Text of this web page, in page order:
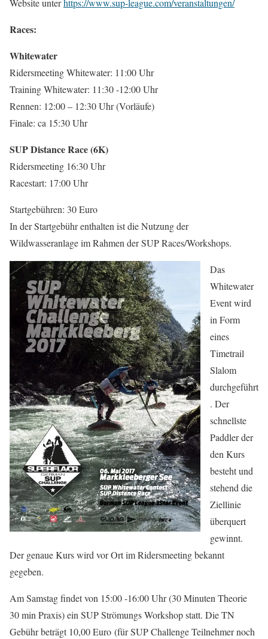
Website unterhttps://www.sup-league.com/veranstaltungen/
Races:
Whitewater
Ridersmeeting Whitewater: 11:00 Uhr
Training Whitewater: 11:30 -12:00 Uhr
Rennen: 12:00 – 12:30 Uhr (Vorläufe)
Finale: ca 15:30 Uhr
SUP Distance Race (6K)
Ridersmeeting 16:30 Uhr
Racestart: 17:00 Uhr
Startgebühren: 30 Euro
In der Startgebühr enthalten ist die Nutzung der
Wildwasseranlage im Rahmen der SUP Races/Workshops.
Das
Whitewater
Event wird
in Form
eines
Timetrail
Slalom
durchgeführt
. Der
schnellste
Paddler der
den Kurs
besteht und
stehend die
Ziellinie
überquert
gewinnt.
Der genaue Kurs wird vor Ort im Ridersmeeting bekannt
gegeben.
Am Samstag findet von 15:00 -16:00 Uhr (30 Minuten Theorie
30 min Praxis) ein SUP Strömungs Workshop statt. Die TN
Gebühr beträgt 10,00 Euro (für SUP Challenge Teilnehmer noch